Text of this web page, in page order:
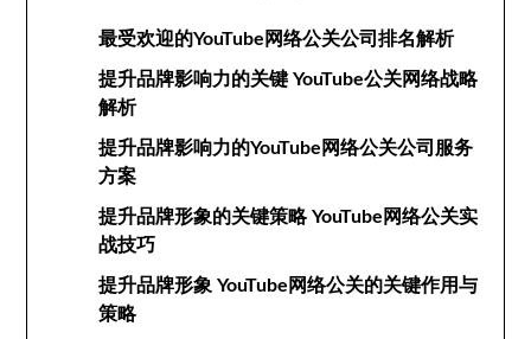
最受欢迎的YouTube网络公关公司排名解析
提升品牌影响力的关键 YouTube公关网络战略
解析
提升品牌影响力的YouTube网络公关公司服务
方案
提升品牌形象的关键策略 YouTube网络公关实
战技巧
提升品牌形象 YouTube网络公关的关键作用与
策略